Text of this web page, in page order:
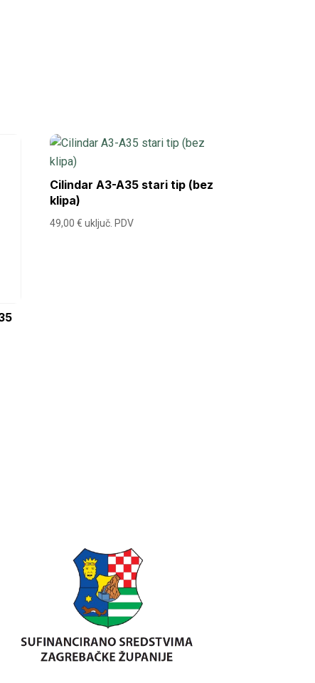
Cilindar A3-A35 stari tip (bez
klipa)
49,00€ uključ. PDV